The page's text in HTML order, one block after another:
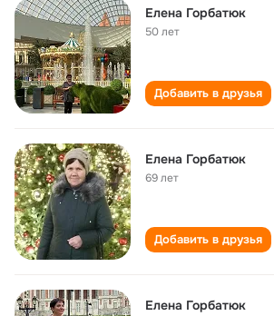
Елена Горбатюк
50 лет
Добавить в друзья
Елена Горбатюк
69 лет
Добавить в друзья
Елена Горбатюк